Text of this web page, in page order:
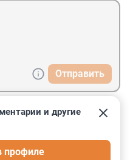
Отправить
тоже нет света кое-
и другие
профиле